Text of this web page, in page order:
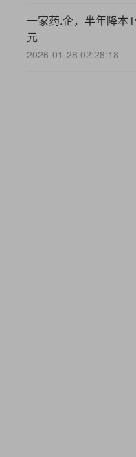
一家药.企，半年降本
元
2026-01-28 02:28:18